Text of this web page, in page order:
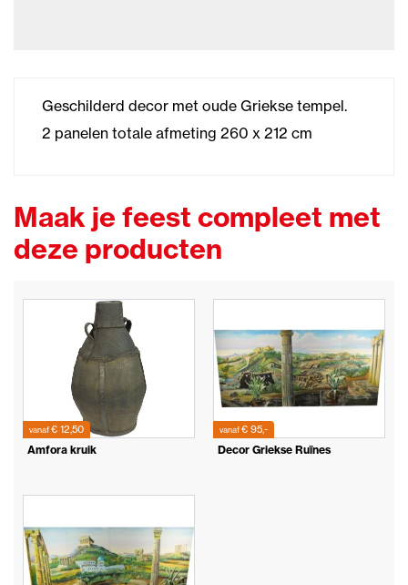
Geschilderd decor met oude Griekse tempel.
2 panelen totale afmeting 260 x 212 cm
Maak je feest compleet met
deze producten
vanaf€ 12,50
Amfora kruik
vanaf€ 95,-
Decor Griekse Ruïnes